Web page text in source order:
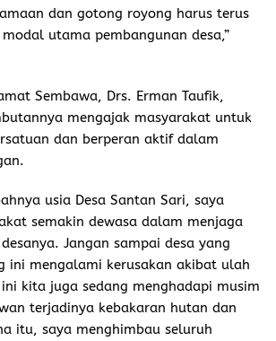
dan gotong royong harus terus
utama pembangunan desa,”
Sembawa, Drs. Erman Taufik,
mengajak masyarakat untuk
dan berperan aktif dalam
usia Desa Santan Sari, saya
semakin dewasa dalam menjaga
Jangan sampai desa yang
ini mengalami kerusakan akibat ulah
kita juga sedang menghadapi musim
terjadinya kebakaran hutan dan
itu, saya menghimbau seluruh